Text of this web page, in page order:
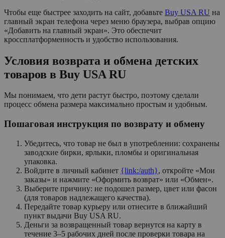
Чтобы еще быстрее заходить на сайт, добавьте Buy USA RU на
главный экран телефона через меню браузера, выбрав опцию
«Добавить на главный экран». Это обеспечит
кроссплатформенность и удобство использования.
Условия возврата и обмена детских
товаров в Buy USA RU
Мы понимаем, что дети растут быстро, поэтому сделали
процесс обмена размера максимально простым и удобным.
Пошаговая инструкция по возврату и обмену
Убедитесь, что товар не был в употреблении: сохранены
заводские бирки, ярлыки, пломбы и оригинальная
упаковка.
Войдите в личный кабинет {link:/auth}, откройте «Мои
заказы» и нажмите «Оформить возврат» или «Обмен».
Выберите причину: не подошел размер, цвет или фасон
(для товаров надлежащего качества).
Передайте товар курьеру или отнесите в ближайший
пункт выдачи Buy USA RU.
Деньги за возвращенный товар вернутся на карту в
течение 3–5 рабочих дней после проверки товара на